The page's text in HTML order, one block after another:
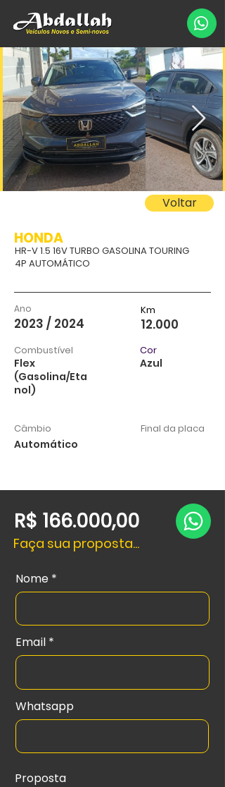
Voltar
HONDA
HR-V 1.5 16V TURBO GASOLINA TOURING
4P AUTOMÁTICO
Ano
2023 / 2024
Combustível
Flex
(Gasolina/Eta
nol)
Câmbio
Automático
Km
12.000
Cor
Azul
Final da placa
R$ 166.000,00
Faça sua proposta...
Nome
Email
Whatsapp
Proposta